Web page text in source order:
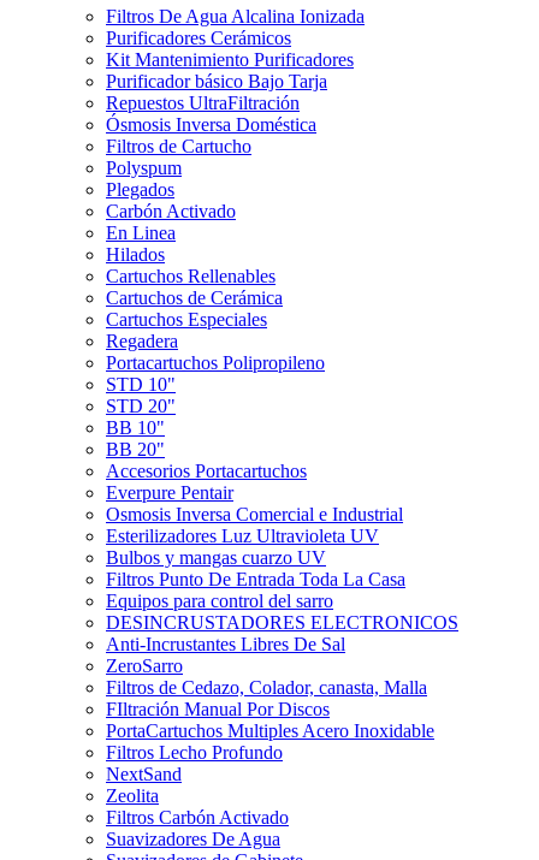
Filtros De Agua Alcalina Ionizada
Purificadores Cerámicos
Kit Mantenimiento Purificadores
Purificador básico Bajo Tarja
Repuestos UltraFiltración
Ósmosis Inversa Doméstica
Filtros de Cartucho
Polyspum
Plegados
Carbón Activado
En Linea
Hilados
Cartuchos Rellenables
Cartuchos de Cerámica
Cartuchos Especiales
Regadera
Portacartuchos Polipropileno
STD 10"
STD 20"
BB 10"
BB 20"
Accesorios Portacartuchos
Everpure Pentair
Osmosis Inversa Comercial e Industrial
Esterilizadores Luz Ultravioleta UV
Bulbos y mangas cuarzo UV
Filtros Punto De Entrada Toda La Casa
Equipos para control del sarro
DESINCRUSTADORES ELECTRONICOS
Anti-Incrustantes Libres De Sal
ZeroSarro
Filtros de Cedazo, Colador, canasta, Malla
FIltración Manual Por Discos
PortaCartuchos Multiples Acero Inoxidable
Filtros Lecho Profundo
NextSand
Zeolita
Filtros Carbón Activado
Suavizadores De Agua